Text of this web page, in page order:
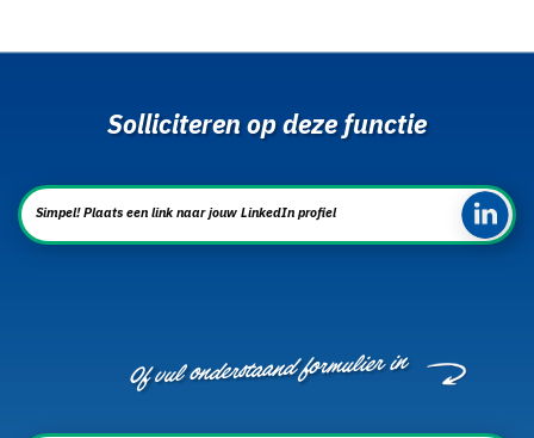
Solliciteren op deze functie
Simpel! Plaats een link naar jouw LinkedIn profiel
Of vul onderstaand formulier in